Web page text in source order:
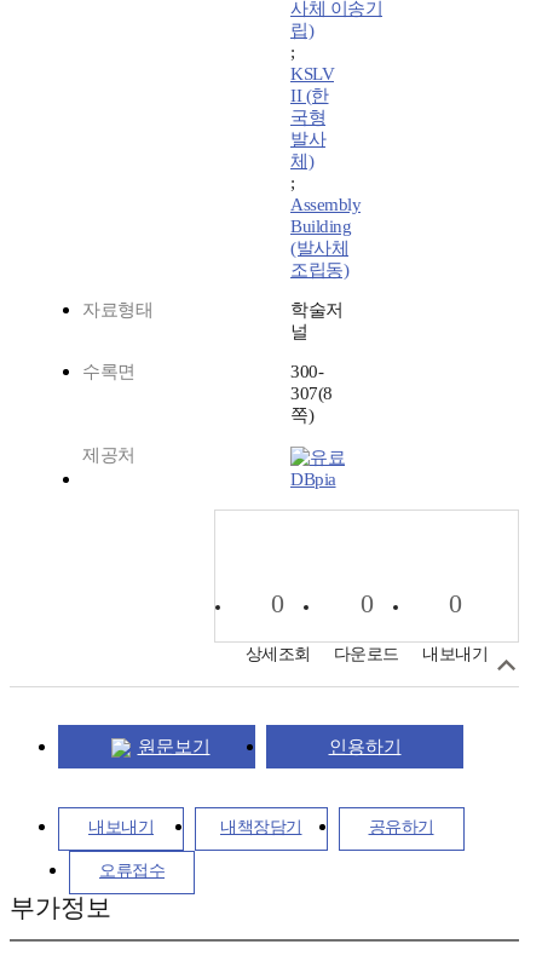
사체 이송기
립)
;
KSLV
II (한
국형
발사
체)
;
Assembly
Building
(발사체
조립동)
자료형태
학술저
널
수록면
300-
307(8
쪽)
제공처
DBpia
0
상세조회
0
다운로드
0
내보내기
원문보기 인용하기
내보내기 내책장담기 공유하기
오류접수
부가정보